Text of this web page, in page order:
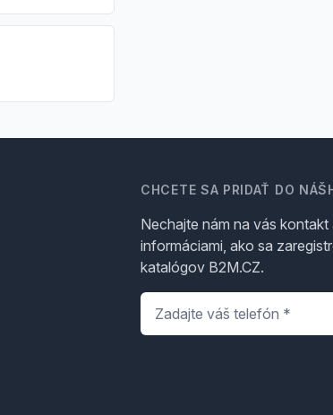
CHCETE SA PRIDAŤ DO
Nechajte nám na vás
informáciami, ako sa
katalógov B2M.CZ.
Telefón